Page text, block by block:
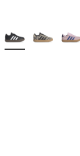
Plus de couleurs